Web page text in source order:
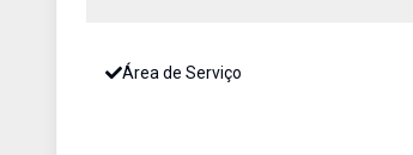
Área de Serviço